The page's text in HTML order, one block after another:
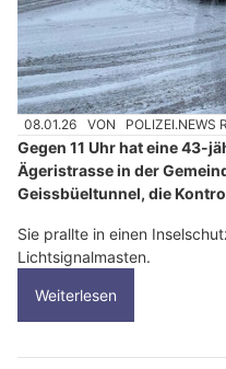
08.01.26 VON POLIZEI.NEWS
Gegen 11 Uhr hat eine 43-
Ägeristrasse in der
Geissbüeltunnel, die
Sie prallte in einen
Lichtsignalmasten.
Weiterlesen